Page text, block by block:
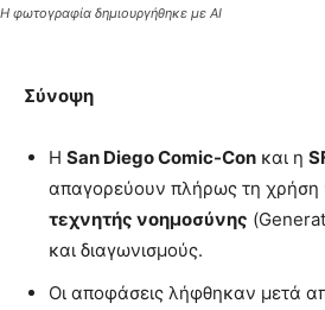
Η φωτογραφία δημιουργήθηκε με AI
Σύνοψη
Η San Diego Comic-Con και η
απαγορεύουν πλήρως τη χρήση
τεχνητής νοημοσύνης
και διαγωνισμούς.
Οι αποφάσεις λήφθηκαν μετά